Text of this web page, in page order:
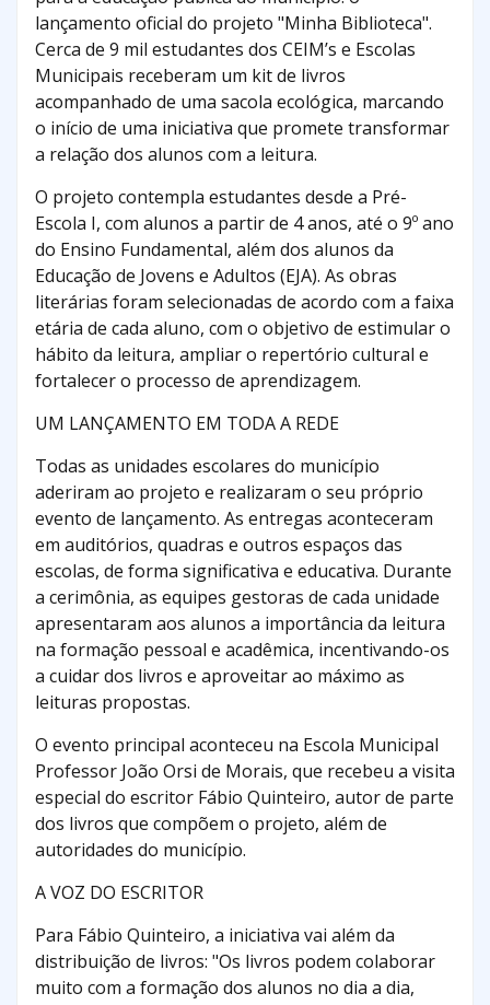
lançamento oficial do projeto "Minha Biblioteca".
Cerca de 9 mil estudantes dos CEIM’s e Escolas
Municipais receberam um kit de livros
acompanhado de uma sacola ecológica, marcando
o início de uma iniciativa que promete transformar
a relação dos alunos com a leitura.
O projeto contempla estudantes desde a Pré-
Escola I, com alunos a partir de 4 anos, até o 9º ano
do Ensino Fundamental, além dos alunos da
Educação de Jovens e Adultos (EJA). As obras
literárias foram selecionadas de acordo com a faixa
etária de cada aluno, com o objetivo de estimular o
hábito da leitura, ampliar o repertório cultural e
fortalecer o processo de aprendizagem.
UM LANÇAMENTO EM TODA A REDE
Todas as unidades escolares do município
aderiram ao projeto e realizaram o seu próprio
evento de lançamento. As entregas aconteceram
em auditórios, quadras e outros espaços das
escolas, de forma significativa e educativa. Durante
a cerimônia, as equipes gestoras de cada unidade
apresentaram aos alunos a importância da leitura
na formação pessoal e acadêmica, incentivando-os
a cuidar dos livros e aproveitar ao máximo as
leituras propostas.
O evento principal aconteceu na Escola Municipal
Professor João Orsi de Morais, que recebeu a visita
especial do escritor Fábio Quinteiro, autor de parte
dos livros que compõem o projeto, além de
autoridades do município.
A VOZ DO ESCRITOR
Para Fábio Quinteiro, a iniciativa vai além da
distribuição de livros: "Os livros podem colaborar
muito com a formação dos alunos no dia a dia,